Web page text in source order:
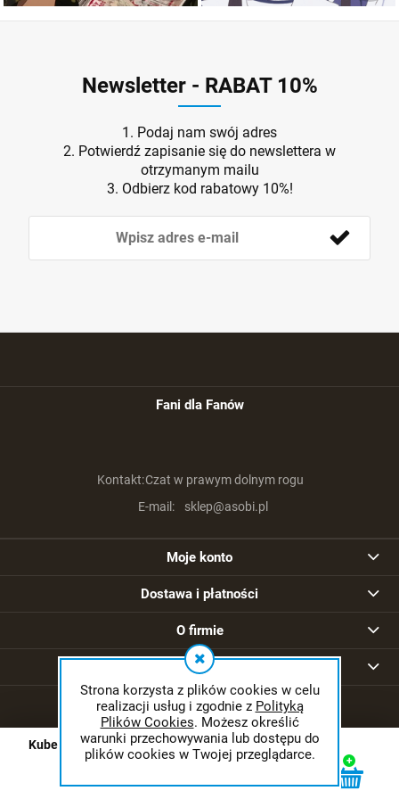
Strona korzysta z plików cookies w celu
realizacji usług i zgodnie z Polityką
Plików Cookies. Możesz określić
warunki przechowywania lub dostępu do
plików cookies w Twojej przeglądarce.
Kubek Genshin Impact 01 Furina
Newsletter - RABAT 10%
1. Podaj nam swój adres
2. Potwierdź zapisanie się do newslettera w
otrzymanym mailu
3. Odbierz kod rabatowy 10%!
Fani dla Fanów
Kontakt:Czat w prawym dolnym rogu
E-mail:
sklep@asobi.pl
Moje konto
Dostawa i płatności
O firmie
Strony informacyjne
© 2026 asobi.pl. Wszelkie prawa zastrzeżone.
Styl graficzny ShopGadget.pl
Sklep internetowy Shoper.pl